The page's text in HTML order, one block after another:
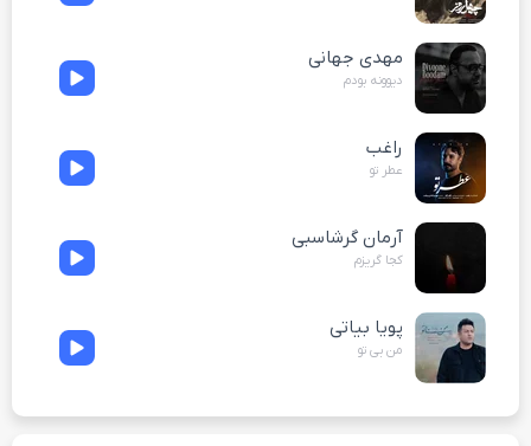
مهدی جهانی
دیوونه بودم
راغب
عطر تو
آرمان گرشاسبی
کجا گریزم
پویا بیاتی
من بی تو